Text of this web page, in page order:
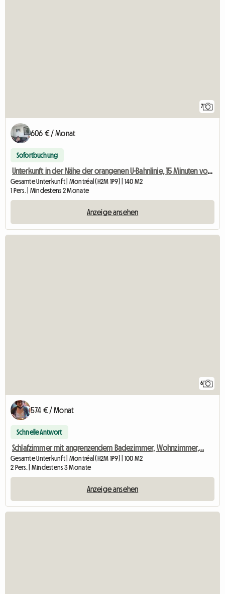
7
606 € / Monat
Sofortbuchung
Unterkunft in der Nähe der orangenen U-Bahnlinie, 15 Minuten vom Stadtzentrum entfernt.
Gesamte Unterkunft | Montréal (H2M 1P9) | 140 M2
1 Pers. | Mindestens 2 Monate
Anzeige ansehen
6
574 € / Monat
Schnelle Antwort
Schlafzimmer mit angrenzendem Badezimmer, Wohnzimmer,...
Gesamte Unterkunft | Montréal (H2M 1P9) | 100 M2
2 Pers. | Mindestens 3 Monate
Anzeige ansehen